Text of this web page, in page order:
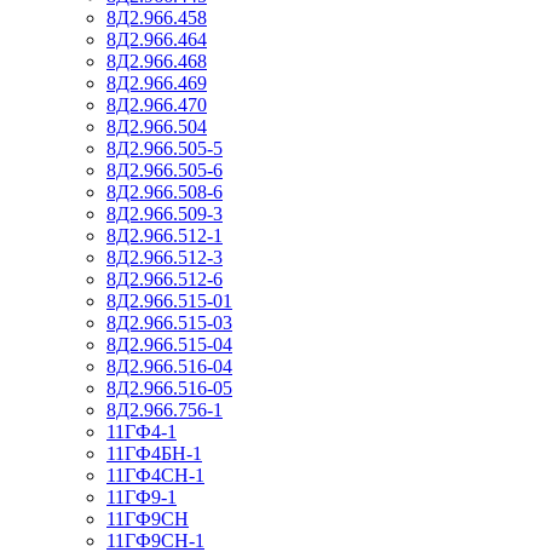
8Д2.966.458
8Д2.966.464
8Д2.966.468
8Д2.966.469
8Д2.966.470
8Д2.966.504
8Д2.966.505-5
8Д2.966.505-6
8Д2.966.508-6
8Д2.966.509-3
8Д2.966.512-1
8Д2.966.512-3
8Д2.966.512-6
8Д2.966.515-01
8Д2.966.515-03
8Д2.966.515-04
8Д2.966.516-04
8Д2.966.516-05
8Д2.966.756-1
11ГФ4-1
11ГФ4БН-1
11ГФ4СН-1
11ГФ9-1
11ГФ9СН
11ГФ9СН-1